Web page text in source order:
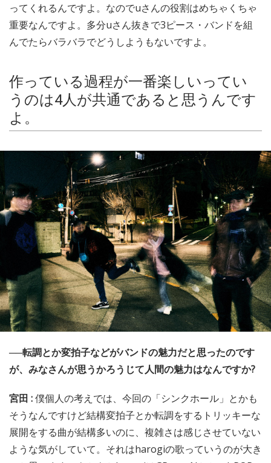
ってくれるんですよ。なのでuさんの役割はめちゃくちゃ
重要なんですよ。多分uさん抜きで3ピース・バンドを組
んでたらバラバラでどうしようもないですよ。
作っている過程が一番楽しいってい
うのは4人が共通であると思うんです
よ。
──転調とか変拍子などがバンドの魅力だと思ったのです
が、みなさんが思うかろうじて人間の魅力はなんですか?
宮田 :僕個人の考えでは、今回の「シンクホール」とかも
そうなんですけど結構変拍子とか転調をするトリッキーな
展開をする曲が結構多いのに、複雑さは感じさせていない
ような気がしていて。それはharogiの歌っていうのが大き